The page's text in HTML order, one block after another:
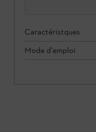
Caractéristques
Mode d'emploi